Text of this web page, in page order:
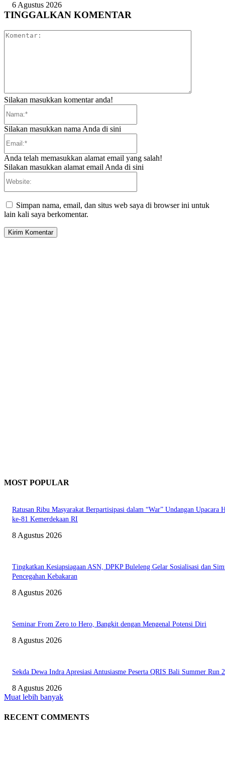
6 Agustus 2026
TINGGALKAN KOMENTAR
Silakan masukkan komentar anda!
Silakan masukkan nama Anda di sini
Anda telah memasukkan alamat email yang salah!
Silakan masukkan alamat email Anda di sini
Simpan nama, email, dan situs web saya di browser ini untuk
lain kali saya berkomentar.
MOST POPULAR
Ratusan Ribu Masyarakat Berpartisipasi dalam “War” Undangan Upacara
ke-81 Kemerdekaan RI
8 Agustus 2026
Tingkatkan Kesiapsiagaan ASN, DPKP Buleleng Gelar Sosialisasi dan
Pencegahan Kebakaran
8 Agustus 2026
Seminar From Zero to Hero, Bangkit dengan Mengenal Potensi Diri
8 Agustus 2026
Sekda Dewa Indra Apresiasi Antusiasme Peserta QRIS Bali Summer Run
8 Agustus 2026
Muat lebih banyak
RECENT COMMENTS